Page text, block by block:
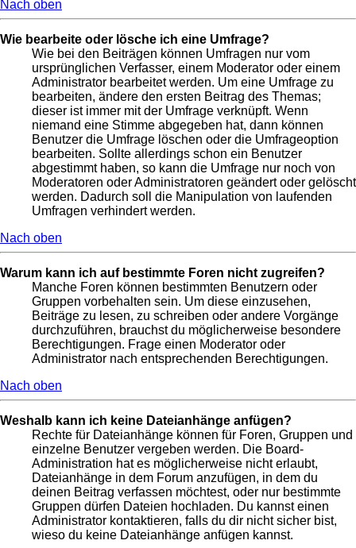
Nach oben
Wie bearbeite oder lösche ich eine Umfrage?
Wie bei den Beiträgen können Umfragen nur vom
ursprünglichen Verfasser, einem Moderator oder einem
Administrator bearbeitet werden. Um eine Umfrage zu
bearbeiten, ändere den ersten Beitrag des Themas;
dieser ist immer mit der Umfrage verknüpft. Wenn
niemand eine Stimme abgegeben hat, dann können
Benutzer die Umfrage löschen oder die Umfrageoption
bearbeiten. Sollte allerdings schon ein Benutzer
abgestimmt haben, so kann die Umfrage nur noch von
Moderatoren oder Administratoren geändert oder gelöscht
werden. Dadurch soll die Manipulation von laufenden
Umfragen verhindert werden.
Nach oben
Warum kann ich auf bestimmte Foren nicht zugreifen?
Manche Foren können bestimmten Benutzern oder
Gruppen vorbehalten sein. Um diese einzusehen,
Beiträge zu lesen, zu schreiben oder andere Vorgänge
durchzuführen, brauchst du möglicherweise besondere
Berechtigungen. Frage einen Moderator oder
Administrator nach entsprechenden Berechtigungen.
Nach oben
Weshalb kann ich keine Dateianhänge anfügen?
Rechte für Dateianhänge können für Foren, Gruppen und
einzelne Benutzer vergeben werden. Die Board-
Administration hat es möglicherweise nicht erlaubt,
Dateianhänge in dem Forum anzufügen, in dem du
deinen Beitrag verfassen möchtest, oder nur bestimmte
Gruppen dürfen Dateien hochladen. Du kannst einen
Administrator kontaktieren, falls du dir nicht sicher bist,
wieso du keine Dateianhänge anfügen kannst.